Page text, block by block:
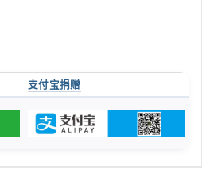
支付宝捐赠